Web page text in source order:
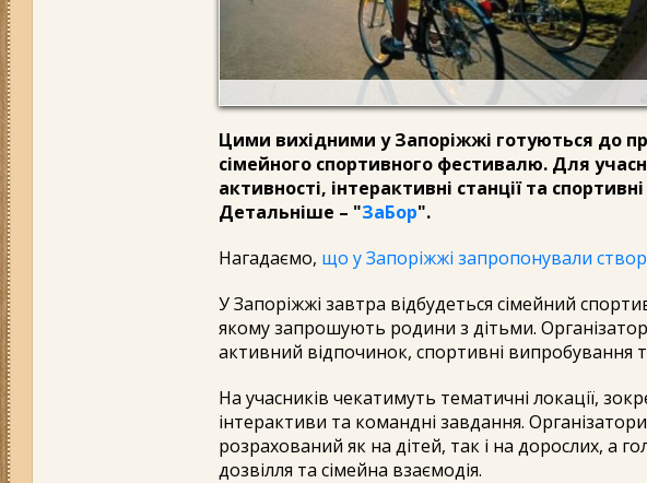
Цими вихідними у Запоріжжі готуються до
сімейного спортивного фестивалю. Для
активності, інтерактивні станції та
Детальніше – "ЗаБор".
Нагадаємо, що у Запоріжжі запропонували
У Запоріжжі завтра відбудеться сімейний
якому запрошують родини з дітьми.
активний відпочинок, спортивні випробування
На учасників чекатимуть тематичні локації,
інтерактиви та командні завдання.
розрахований як на дітей, так і на дорослих, а
дозвілля та сімейна взаємодія.